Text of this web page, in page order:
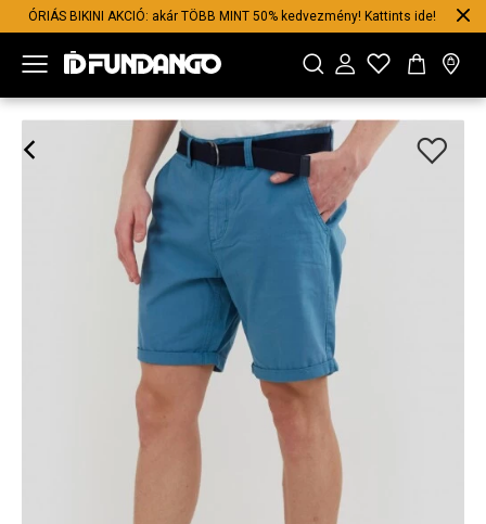
ÓRIÁS BIKINI AKCIÓ: akár TÖBB MINT 50% kedvezmény! Kattints ide!